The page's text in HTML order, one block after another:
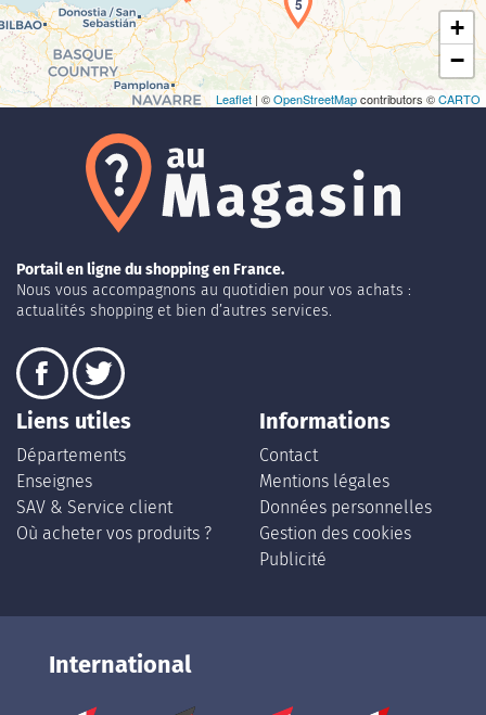
5
+
−
Leaflet | ©OpenStreetMapcontributors ©CARTO
Portail en ligne du shopping en France.
Nous vous accompagnons au quotidien pour vos achats :
actualités shopping et bien d’autres services.
Liens utiles
Départements
Enseignes
SAV & Service client
Où acheter vos produits ?
Informations
Contact
Mentions légales
Données personnelles
Gestion des cookies
Publicité
International